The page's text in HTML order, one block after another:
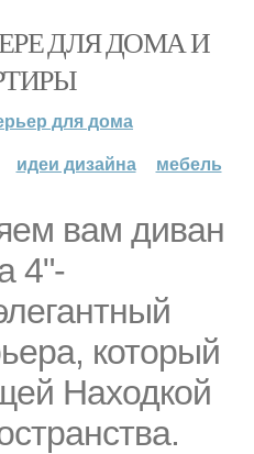
ДЛЯ ДОМА И
для дома
идеи дизайна мебель
вам диван
4"-
который
Находкой